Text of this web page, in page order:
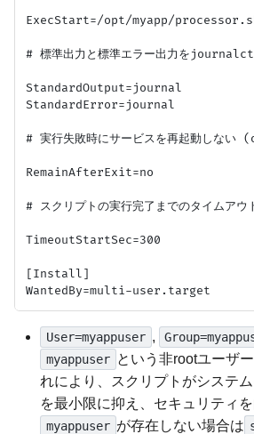
ExecStart=/opt/myapp/
# 標準出力と標準エラー出力を
StandardOutput=journal
StandardError=journal
# 実行失敗時にサービスを再起動しない
RemainAfterExit=no
# スクリプトの実行完了までのタイムア
TimeoutStartSec=300
[Install]
User=myappuser ,
myappuser という非rootユーザ
れにより、スクリプトがシステ
を最小限に抑え、セキュリティを
myappuser が存在しない場合は